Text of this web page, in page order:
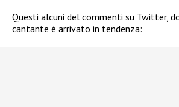
Questi alcuni del commenti su Twitter,
cantante è arrivato in tendenza: